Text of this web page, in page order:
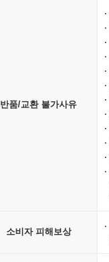
반품/교환 불가사유
소비자 피해보상